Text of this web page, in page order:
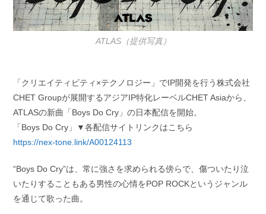
ATLAS（提供写真）
「クリエイティビティ×テクノロジー」でIP開発を行う株式会社
CHET Groupが展開するアジアIP特化レーベルCHET Asiaから、
ATLASの新曲「Boys Do Cry」の日本配信を開始。
「Boys Do Cry」▼各配信サイトリンクはこちら
https://nex-tone.link/A00124113
“Boys Do Cry”は、常に強さを求められる傍らで、傷ついたり泣
いたりすることもある男性の心情をPOP ROCKというジャンル
を通じて歌った曲。